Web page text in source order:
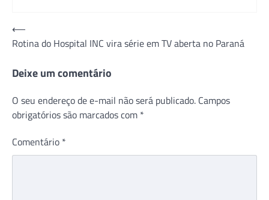
Navegação
de
Post
⟵
Rotina do Hospital INC vira série em TV aberta no Paraná
Deixe um comentário
O seu endereço de e-mail não será publicado. Campos
obrigatórios são marcados com *
Comentário *